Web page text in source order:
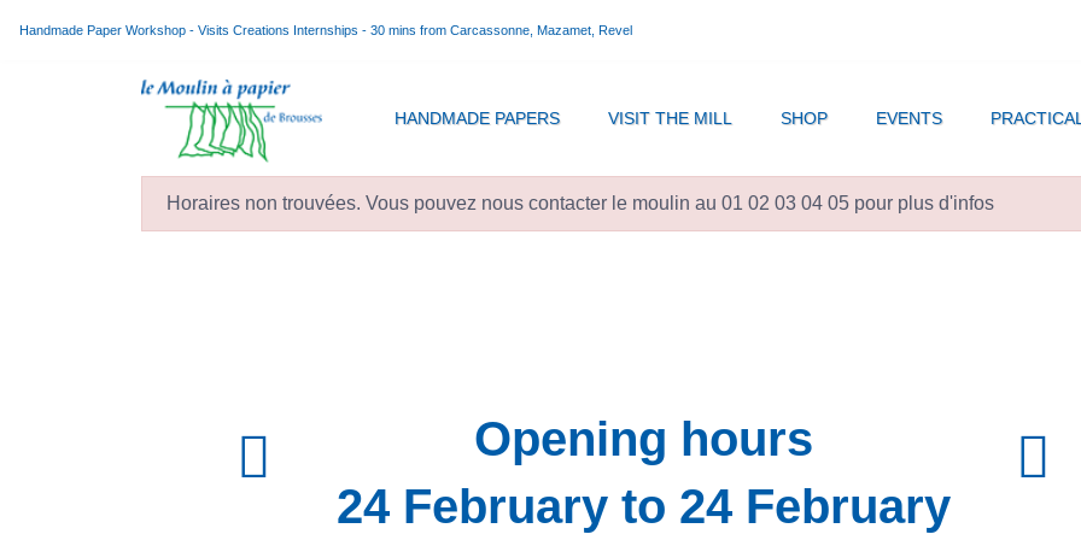
Handmade Paper Workshop - Visits Creations Internships - 30 mins from Carcassonne, Mazamet, Revel
HANDMADE PAPERS VISIT THE MILL SHOP EVENTS
Horaires non trouvées. Vous pouvez nous contacter le moulin au 01 02 03 04 05 pour plus d'infos
Opening hours
24 February to 24 February